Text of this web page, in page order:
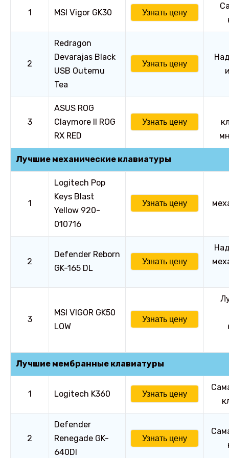
1 MSI Vigor GK30 Узнать цену
2
Redragon
Devarajas Black
USB Outemu
Tea
Узнать цену
3
ASUS ROG
Claymore II ROG
RX RED
Узнать цену
Лучшие механические клавиатуры
1
Logitech Pop
Keys Blast
Yellow 920-
010716
Узнать цену
2
Defender Reborn
GK-165 DL
Узнать цену
3
MSI VIGOR GK50
LOW
Узнать цену
Лучшие мембранные клавиатуры
1 Logitech K360 Узнать цену
2
Defender
Renegade GK-
640Dl
Узнать цену